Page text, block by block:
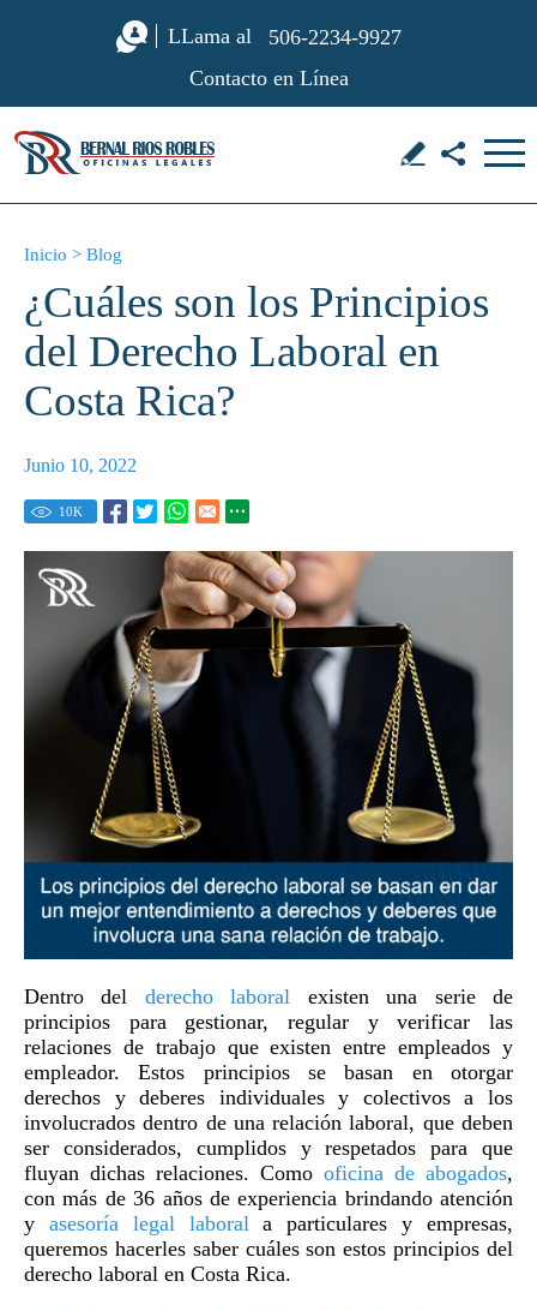
Contacto en Línea
506-2234-9927
LLama al
Inicio > Blog
¿Cuáles son los Principios
del Derecho Laboral en
Costa Rica?
Junio 10, 2022
10K
Dentro del derecho laboral existen una serie de
principios para gestionar, regular y verificar las
relaciones de trabajo que existen entre empleados y
empleador. Estos principios se basan en otorgar
derechos y deberes individuales y colectivos a los
involucrados dentro de una relación laboral, que deben
ser considerados, cumplidos y respetados para que
fluyan dichas relaciones. Como oficina de abogados,
con más de 36 años de experiencia brindando atención
y asesoría legal laborala particulares y empresas,
queremos hacerles saber cuáles son estos principios del
derecho laboral en Costa Rica.